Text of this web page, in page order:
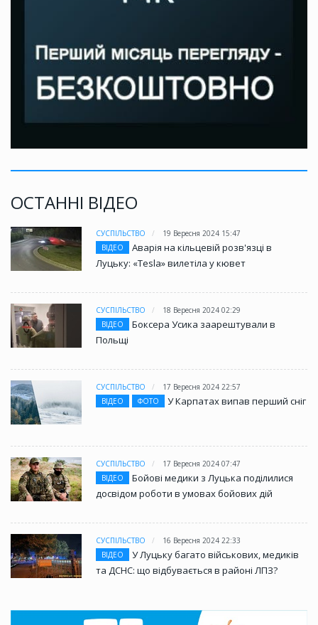
ОСТАННІ ВІДЕО
СУСПІЛЬСТВО
19 Вересня 2024 15:47
ВІДЕО
Аварія на кільцевій розв'язці в
Луцьку: «Tesla» вилетіла у кювет
СУСПІЛЬСТВО
18 Вересня 2024 02:29
ВІДЕО
Боксера Усика заарештували в
Польщі
СУСПІЛЬСТВО
17 Вересня 2024 22:57
ВІДЕО
ФОТО У Карпатах випав перший сніг
СУСПІЛЬСТВО
17 Вересня 2024 07:47
ВІДЕО
Бойові медики з Луцька поділилися
досвідом роботи в умовах бойових дій
СУСПІЛЬСТВО
16 Вересня 2024 22:33
ВІДЕО
У Луцьку багато військових, медиків
та ДСНС: що відбувається в районі ЛПЗ?